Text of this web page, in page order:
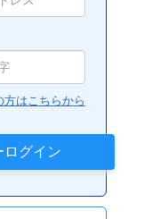
はこちらから